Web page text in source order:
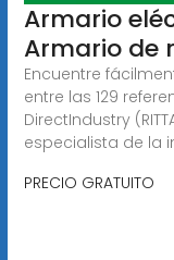
Armario
Armario de
Encuentre
entre las 129
DirectIndustry
especialista de la
PRECIO GRATUITO